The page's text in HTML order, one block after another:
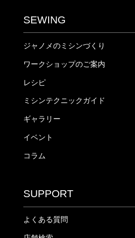
SEWING
ジャノメのミシンづくり
ワークショップのご案内
レシピ
ミシンテクニックガイド
ギャラリー
イベント
コラム
SUPPORT
よくある質問